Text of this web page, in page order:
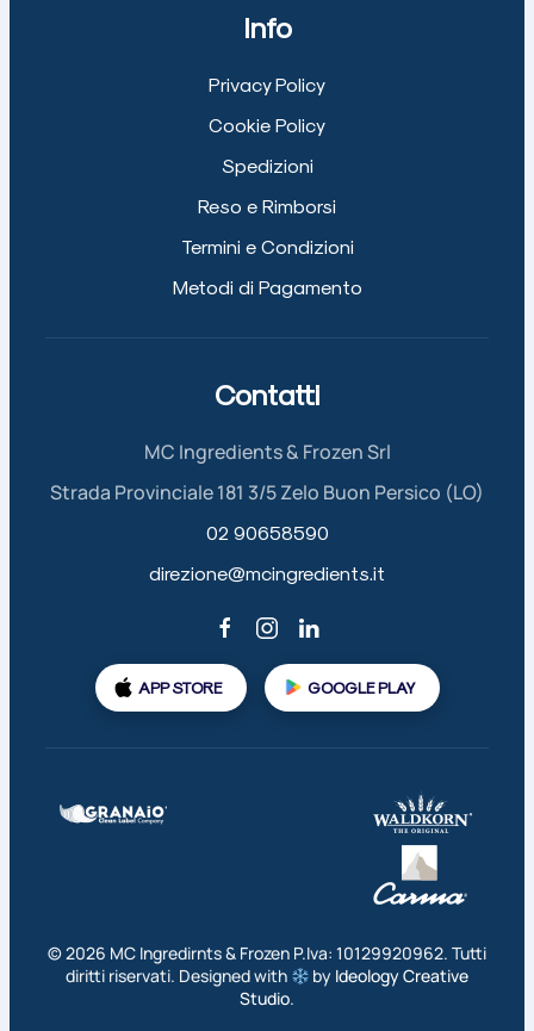
Info
Privacy Policy
Cookie Policy
Spedizioni
Reso e Rimborsi
Termini e Condizioni
Metodi di Pagamento
Contatti
MC Ingredients & Frozen Srl
Strada Provinciale 181 3/5 Zelo Buon Persico (LO)
02 90658590
direzione@mcingredients.it
APP STORE GOOGLE PLAY
©2026 MC Ingredirnts & Frozen P.Iva: 10129920962. Tutti
diritti riservati. Designed with
by Ideology Creative
Studio.